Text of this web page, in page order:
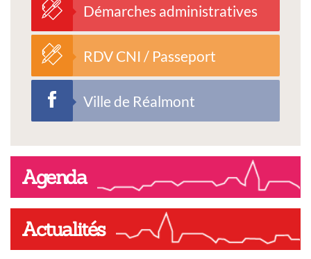
Démarches administratives
RDV CNI / Passeport
Ville de Réalmont
Agenda
Actualités